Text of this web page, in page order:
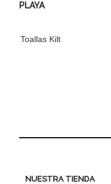
PLAYA
Toallas Kilt
NUESTRA TIENDA